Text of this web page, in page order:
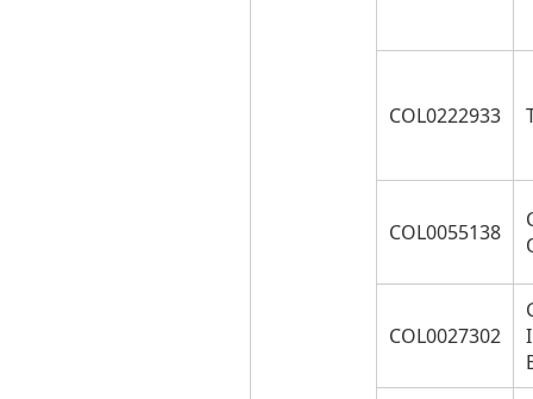
COL0222933
COL0055138
COL0027302